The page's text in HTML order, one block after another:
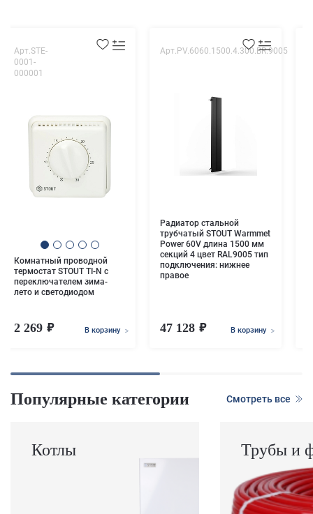
Арт.STE-
0001-
000001
Комнатный проводной
термостат STOUT TI-N с
переключателем зима-
лето и светодиодом
2 269 В корзину
Арт.PV.6060.1500.4.300.BR.9005
Радиатор стальной
трубчатый STOUT Warmmet
Power 60V длина 1500 мм
секций 4 цвет RAL9005 тип
подключения: нижнее
правое
47 128 В корзину
Популярные категории Смотреть все
Котлы Трубы и